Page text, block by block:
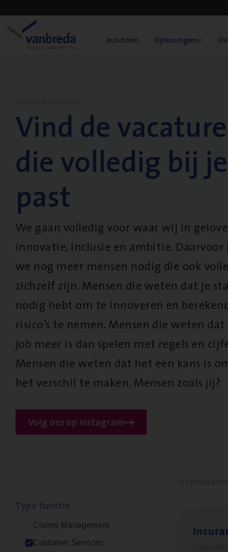
Inzichten Oplossingen
Vind de vacature
die volledig bij je
past
We gaan volledig voor waar wij in
innovatie, inclusie en ambitie. Daarvoor
we nog meer mensen nodig die ook
zichzelf zijn. Mensen die weten dat je
nodig hebt om te innoveren en
risico’s te nemen. Mensen die weten dat
job meer is dan spelen met regels en
Mensen die weten dat het een kans is
het verschil te maken. Mensen zoals jij?
Volg ons op instagram
Claims Management
Customer Services